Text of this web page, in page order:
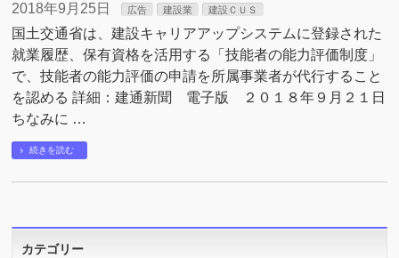
2018年9月25日 広告 建設業 建設ＣＵＳ
国土交通省は、建設キャリアアップシステムに登録された
就業履歴、保有資格を活用する「技能者の能力評価制度」
で、技能者の能力評価の申請を所属事業者が代行すること
を認める 詳細：建通新聞 電子版 ２０１８年９月２１日
ちなみに …
続きを読む
カテゴリー